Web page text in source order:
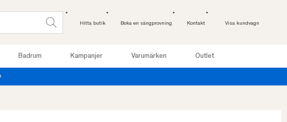
Hitta butik Boka en sängprovning Kontakt Visa kundvagn
Badrum Kampanjer Varumärken Outlet